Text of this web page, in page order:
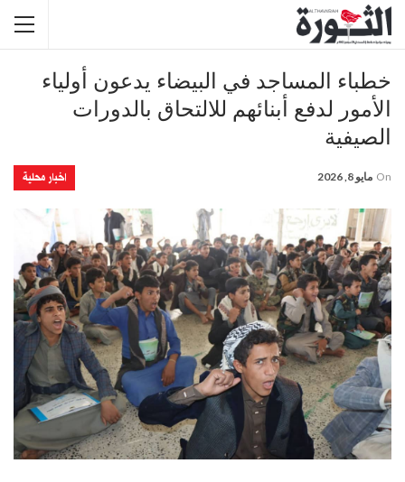
خطباء المساجد في البيضاء يدعون أولياء
الأمور لدفع أبنائهم للالتحاق بالدورات
الصيفية
اخبار محلية On مايو 8, 2026